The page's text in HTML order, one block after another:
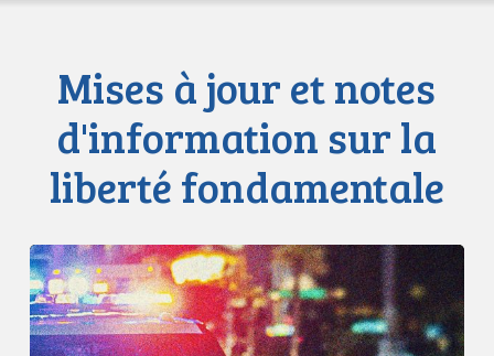
Mises à jour et notes
d'information sur la
liberté fondamentale
Appels
en
faveur
d’une